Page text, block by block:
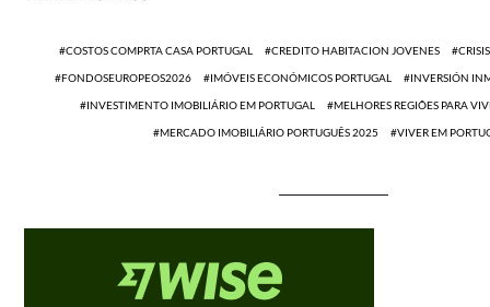
COSTOS COMPRTA CASA PORTUGAL CREDITO HABITACION JOVENES
FONDOSEUROPEOS2026 IMÓVEIS ECONÓMICOS PORTUGAL INVERSIÓN
INVESTIMENTO IMOBILIÁRIO EM PORTUGAL MELHORES REGIÕES PARA
MERCADO IMOBILIÁRIO PORTUGUÊS 2025 VIVER EM